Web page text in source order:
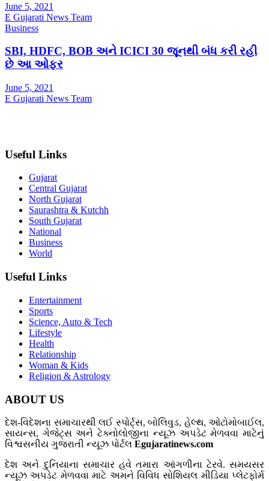
June 5, 2021
E Gujarati News Team
Business
SBI, HDFC, BOB અને ICICI 30 જૂનથી બંધ કરી રહી
છે આ ઓફર
June 5, 2021
E Gujarati News Team
Useful Links
Gujarat
Central Gujarat
North Gujarat
Saurashtra & Kutchh
South Gujarat
National
Business
World
Useful Links
Entertainment
Sports
Science, Auto & Tech
Lifestyle
Health
Relationship
Woman & Kids
Religion & Astrology
ABOUT US
દેશ-વિદેશના સમાચારથી લઈ સ્પોર્ટ્સ, બોલિવુડ, હેલ્થ, ઓટોમોબાઈલ,
સાયન્સ, ગેજેટ્સ અને ટેક્નોલોજીના ન્યૂઝ અપડેટ મેળવવા માટેનું
વિશ્વસનીય ગુજરાતી ન્યૂઝ પોર્ટલ Egujaratinews.com
દેશ અને દુનિયાના સમાચાર હવે તમારા આંગળીના ટેરવે. સમયસર
ન્યૂઝ અપડેટ મેળવવા માટે અમને વિવિધ સોશિયલ મીડિયા પ્લેટફોર્મ